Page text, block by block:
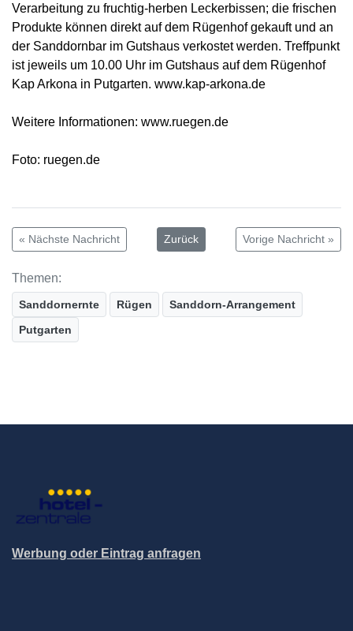
Verarbeitung zu fruchtig-herben Leckerbissen; die frischen
Produkte können direkt auf dem Rügenhof gekauft und an
der Sanddornbar im Gutshaus verkostet werden. Treffpunkt
ist jeweils um 10.00 Uhr im Gutshaus auf dem Rügenhof
Kap Arkona in Putgarten. www.kap-arkona.de
Weitere Informationen: www.ruegen.de
Foto: ruegen.de
« Nächste Nachricht Zurück Vorige Nachricht »
Themen:
Sanddornernte Rügen
Sanddorn-Arrangement
Putgarten
Werbung oder Eintrag anfragen